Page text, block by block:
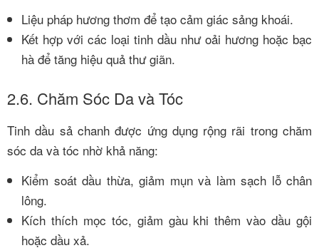
Liệu pháp hương thơm để tạo cảm giác sảng khoái.
Kết hợp với các loại tinh dầu như oải hương hoặc bạc
hà để tăng hiệu quả thư giãn.
2.6. Chăm Sóc Da và Tóc
Tinh dầu sả chanh được ứng dụng rộng rãi trong chăm
sóc da và tóc nhờ khả năng:
Kiểm soát dầu thừa, giảm mụn và làm sạch lỗ chân
lông.
Kích thích mọc tóc, giảm gàu khi thêm vào dầu gội
hoặc dầu xả.